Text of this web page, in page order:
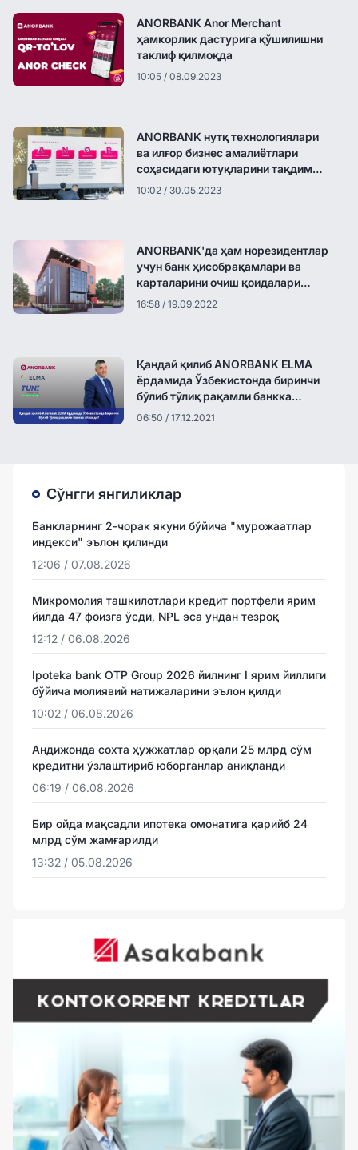
ANORBANK Anor Merchant
ҳамкорлик дастурига қўшилишни
таклиф қилмоқда
10:05 / 08.09.2023
ANORBANK нутқ технологиялари
ва илғор бизнес амалиётлари
соҳасидаги ютуқларини тақдим
этди
10:02 / 30.05.2023
ANORBANK'да ҳам норезидентлар
учун банк ҳисобрақамлари ва
карталарини очиш қоидалари
қатъийлаштирилмоқда
16:58 / 19.09.2022
Қандай қилиб ANORBANK ELMA
ёрдамида Ўзбекистонда биринчи
бўлиб тўлиқ рақамли банкка
айланди?
06:50 / 17.12.2021
Сўнгги янгиликлар
Банкларнинг 2-чорак якуни бўйича "мурожаатлар
индекси" эълон қилинди
12:06 / 07.08.2026
Микромолия ташкилотлари кредит портфели ярим
йилда 47 фоизга ўсди, NPL эса ундан тезроқ
12:12 / 06.08.2026
Ipoteka bank OTP Group 2026 йилнинг I ярим йиллиги
бўйича молиявий натижаларини эълон қилди
10:02 / 06.08.2026
Андижонда сохта ҳужжатлар орқали 25 млрд сўм
кредитни ўзлаштириб юборганлар аниқланди
06:19 / 06.08.2026
Бир ойда мақсадли ипотека омонатига қарийб 24
млрд сўм жамғарилди
13:32 / 05.08.2026